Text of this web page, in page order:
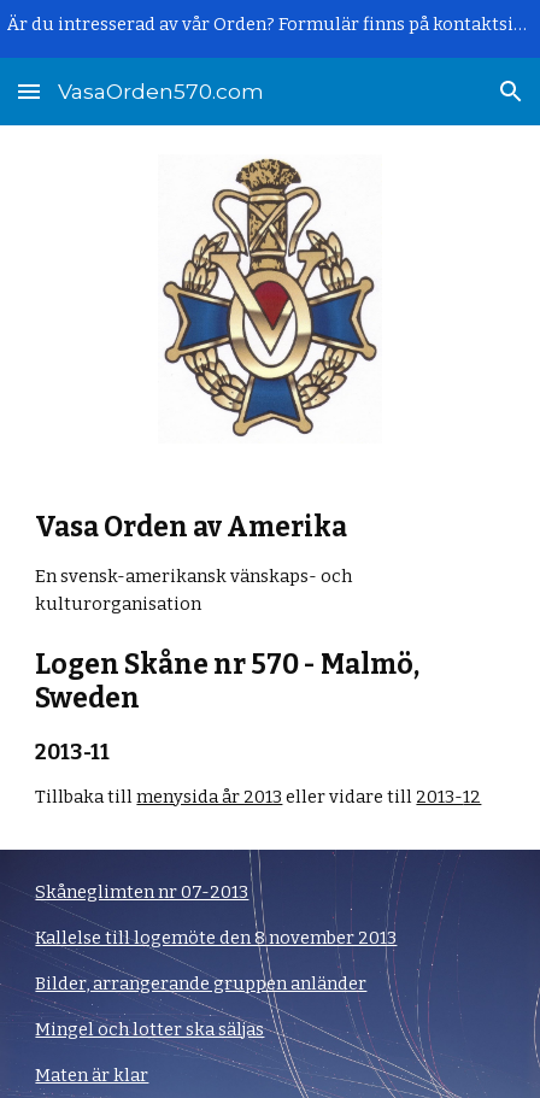
Är du intresserad av vår Orden? Formulär finns på kontaktsidan.
VasaOrden570.com
Vasa Orden av Amerika
En svensk-amerikansk vänskaps- och
kulturorganisation
Logen Skåne nr 570 - Malmö,
Sweden
2013-11
Tillbaka tillmenysida år 2013 eller vidare till 2013-12
Skåneglimten nr 07-2013
Kallelse till logemöte den 8 november 2013
Bilder, arrangerande gruppen anländer
Mingel och lotter ska säljas
Maten är klar